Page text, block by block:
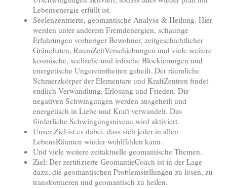
Lebensenergie erfüllt ist.
Seelenzentrierte, geomantische Analyse & Heilung. Hier
werden unter anderem Fremdenergien, schaurige
Erfahrungen vorheriger Bewohner, zeitgeschichtlicher
Gräueltaten, RaumZeitVerschiebungen und viele weitere
kosmische, seelische und irdische Blockierungen und
energetische Ungereimtheiten geheilt. Der räumliche
Schmerzkörper der Elementare und KraftZentren findet
endlich Verwandlung, Erlösung und Frieden. Die
negativen Schwingungen werden ausgeheilt und
energetisch in Liebe und Kraft verwandelt. Das
förderliche Schwingungsniveau wird aktiviert.
Unser Ziel ist es dabei, dass sich jeder in allen
LebensRäumen wieder wohlfühlen kann.
Und viele weitere zeitaktuelle geomantische Themen.
Ziel: Der zertifizierte GeomantieCoach ist in der Lage
dazu, die geomantischen Problemstellungen zu lösen, zu
transformieren und geomantisch zu heilen.